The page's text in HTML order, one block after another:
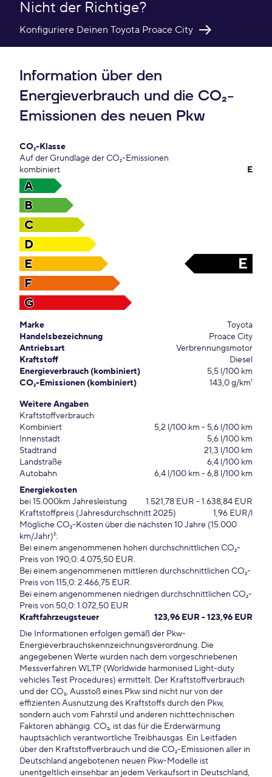
Nicht der Richtige?
Konfiguriere Deinen Toyota Proace City
Information über den
Energieverbrauch und die CO₂-
Emissionen des neuen Pkw
CO₂-Klasse
Auf der Grundlage der CO₂-Emissionen
kombiniert
E
A
B
C
D
E
E
F
G
Marke
Toyota
Handelsbezeichnung
Proace City
Antriebsart
Verbrennungsmotor
Kraftstoff
Diesel
Energieverbrauch (kombiniert)
5,5 l/100 km
CO₂-Emissionen (kombiniert)
143,0 g/km¹
Weitere Angaben
Kraftstoffverbrauch
Kombiniert
5,2 l/100 km - 5,6 l/100 km
Innenstadt
5,6 l/100 km
Stadtrand
21,3 l/100 km
Landstraße
6,4 l/100 km
Autobahn
6,4 l/100 km - 6,8 l/100 km
Energiekosten
bei 15.000km Jahresleistung
1.521,78 EUR - 1.638,84 EUR
Kraftstoffpreis (Jahresdurchschnitt 2025)
1,96 EUR/l
Mögliche CO₂-Kosten über die nächsten 10 Jahre (15.000
km/Jahr)²:
Bei einem angenommenen hohen durchschnittlichen CO₂-
Preis von 190,0: 4.075,50 EUR.
Bei einem angenommenen mittleren durchschnittlichen CO₂-
Preis von 115,0: 2.466,75 EUR.
Bei einem angenommenen niedrigen durchschnittlichen CO₂-
Preis von 50,0: 1.072,50 EUR
Kraftfahrzeugsteuer
123,96 EUR - 123,96 EUR
Die Informationen erfolgen gemäß der Pkw-
Energieverbrauchskennzeichnungsverordnung. Die
angegebenen Werte wurden nach dem vorgeschriebenen
Messverfahren WLTP (Worldwide harmonised Light-duty
vehicles Test Procedures) ermittelt. Der Kraftstoffverbrauch
und der CO₂, Ausstoß eines Pkw sind nicht nur von der
effizienten Ausnutzung des Kraftstoffs durch den Pkw,
sondern auch vom Fahrstil und anderen nichttechnischen
Faktoren abhängig. CO₂, ist das für die Erderwärmung
hauptsächlich verantwortliche Treibhausgas. Ein Leitfaden
über den Kraftstoffverbrauch und die CO₂-Emissionen aller in
Deutschland angebotenen neuen Pkw-Modelle ist
unentgeltlich einsehbar an jedem Verkaufsort in Deutschland,